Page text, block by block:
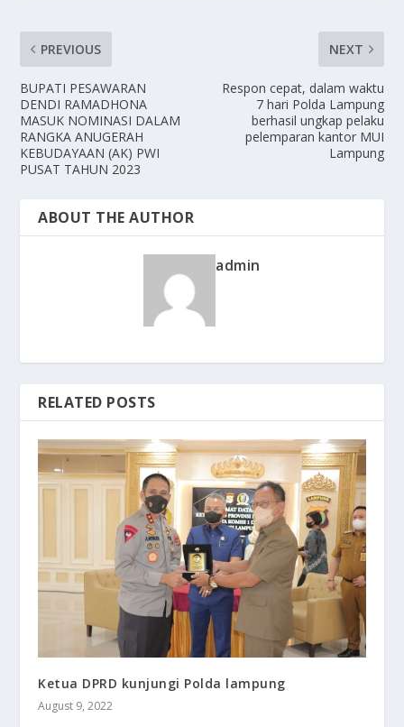
PREVIOUS
BUPATI PESAWARAN
DENDI RAMADHONA
MASUK NOMINASI DALAM
RANGKA ANUGERAH
KEBUDAYAAN (AK) PWI
PUSAT TAHUN 2023
NEXT
Respon cepat, dalam waktu
7 hari Polda Lampung
berhasil ungkap pelaku
pelemparan kantor MUI
Lampung
ABOUT THE AUTHOR
admin
RELATED POSTS
Ketua DPRD kunjungi Polda lampung
August 9, 2022